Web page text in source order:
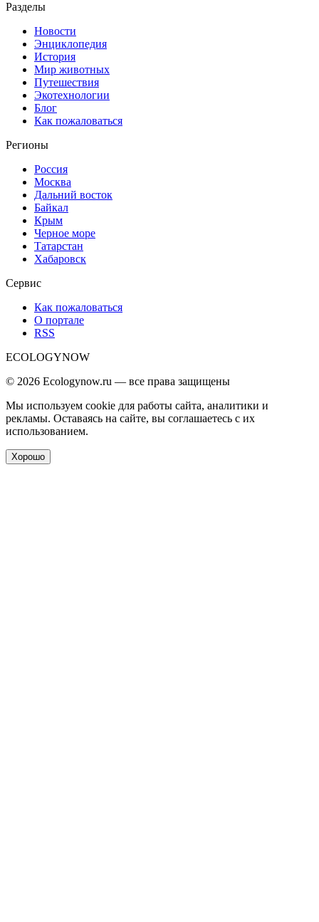
Разделы
Новости
Энциклопедия
История
Мир животных
Путешествия
Экотехнологии
Блог
Как пожаловаться
Регионы
Россия
Москва
Дальний восток
Байкал
Крым
Черное море
Татарстан
Хабаровск
Сервис
Как пожаловаться
О портале
RSS
ECOLOGYNOW
© 2026 Ecologynow.ru — все права защищены
Мы используем cookie для работы сайта, аналитики и
рекламы. Оставаясь на сайте, вы соглашаетесь с их
использованием.
Хорошо